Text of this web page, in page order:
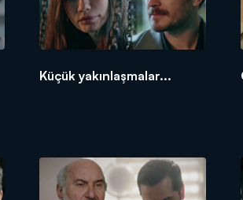
Küçük yakınlaşmalar...